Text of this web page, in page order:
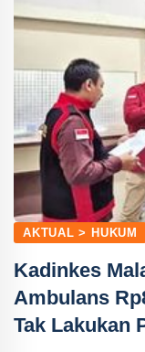
AKTUAL > HUKUM
Kadinkes
Ambulans
Tak Lakukan